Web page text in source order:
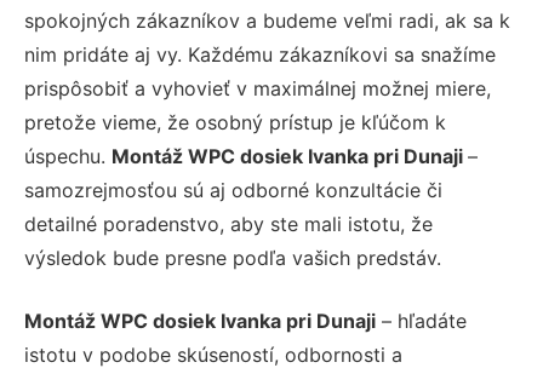
spokojných zákazníkov a budeme veľmi radi, ak sa k
nim pridáte aj vy. Každému zákazníkovi sa snažíme
prispôsobiť a vyhovieť v maximálnej možnej miere,
pretože vieme, že osobný prístup je kľúčom k
úspechu. Montáž WPC dosiek Ivanka pri Dunaji –
samozrejmosťou sú aj odborné konzultácie či
detailné poradenstvo, aby ste mali istotu, že
výsledok bude presne podľa vašich predstáv.
Montáž WPC dosiek Ivanka pri Dunaji – hľadáte
istotu v podobe skúseností, odbornosti a